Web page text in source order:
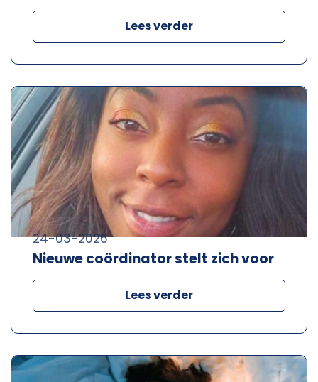
Lees verder
Nieuwe coördinator stelt zich voor
24-03-2026
Lees verder